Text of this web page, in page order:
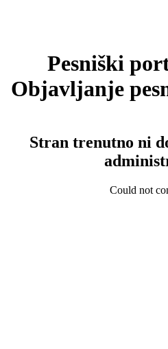
Pesniški
Objavljanje
Stran trenutno ni
Could not